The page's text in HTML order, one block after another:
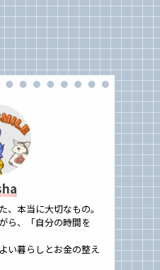
、本当に大切なもの。
ら、「自分の時間を
い暮らしとお金の整え